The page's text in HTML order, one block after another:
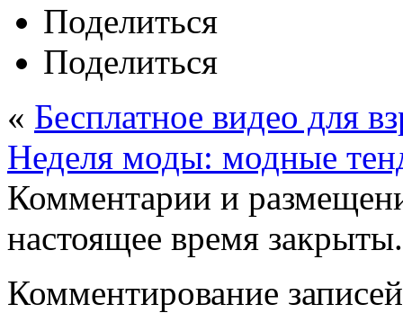
Поделиться
Поделиться
« Бесплатное видео для
Неделя моды: модные
Комментарии и
настоящее время закрыты.
Комментирование